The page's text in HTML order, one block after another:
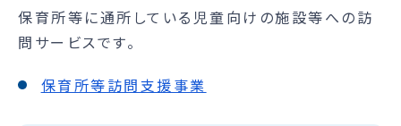
保育所等に通所している児童向けの施設等への訪
問サービスです。
保育所等訪問支援事業